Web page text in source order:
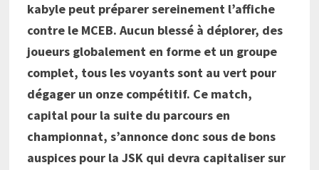
kabyle peut préparer sereinement l’affiche
contre le MCEB. Aucun blessé à déplorer, des
joueurs globalement en forme et un groupe
complet, tous les voyants sont au vert pour
dégager un onze compétitif. Ce match,
capital pour la suite du parcours en
championnat, s’annonce donc sous de bons
auspices pour la JSK qui devra capitaliser sur